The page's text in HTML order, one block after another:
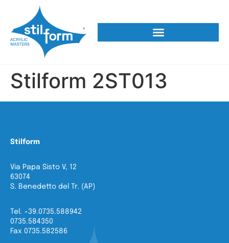
Stilform 2ST013
Stilform
Via Papa Sisto V, 12
63074
S. Benedetto del Tr. (AP)
Tel. +39.0735.588942
0735.584350
Fax 0735.582586